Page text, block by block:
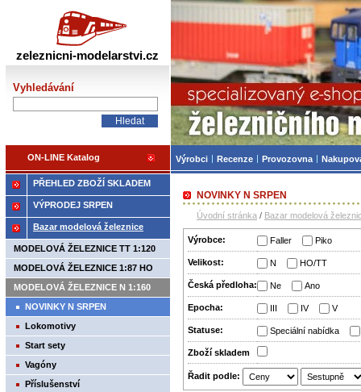
NOVINKY N SRPEN
Úvodní stránka / Bazar modelová
Výrobce: Faller Piko
Velikost: N HO/TT
Česká předloha: Ne Ano
Epocha: III IV V
Statuse: Speciální nabídka
Zboží­ skladem
Řadit podle:
PŘEHLED ZBOŽÍ SKLADEM
VÝPRODEJ SRPEN
Bazar modelová železnice
MODELOVÁ ŽELEZNICE TT 1:120
MODELOVÁ ŽELEZNICE 1:87 HO
MODELOVÁ ŽELEZNICE N 1:160
NOVINKY N SRPEN
Lokomotivy
Start sety
Vagóny
Příslušenství
zeleznicni-modelarstvi.cz
Vyhledávání
ON-LINE Katalog
Železniční
Výrobci Recenze Provozovna